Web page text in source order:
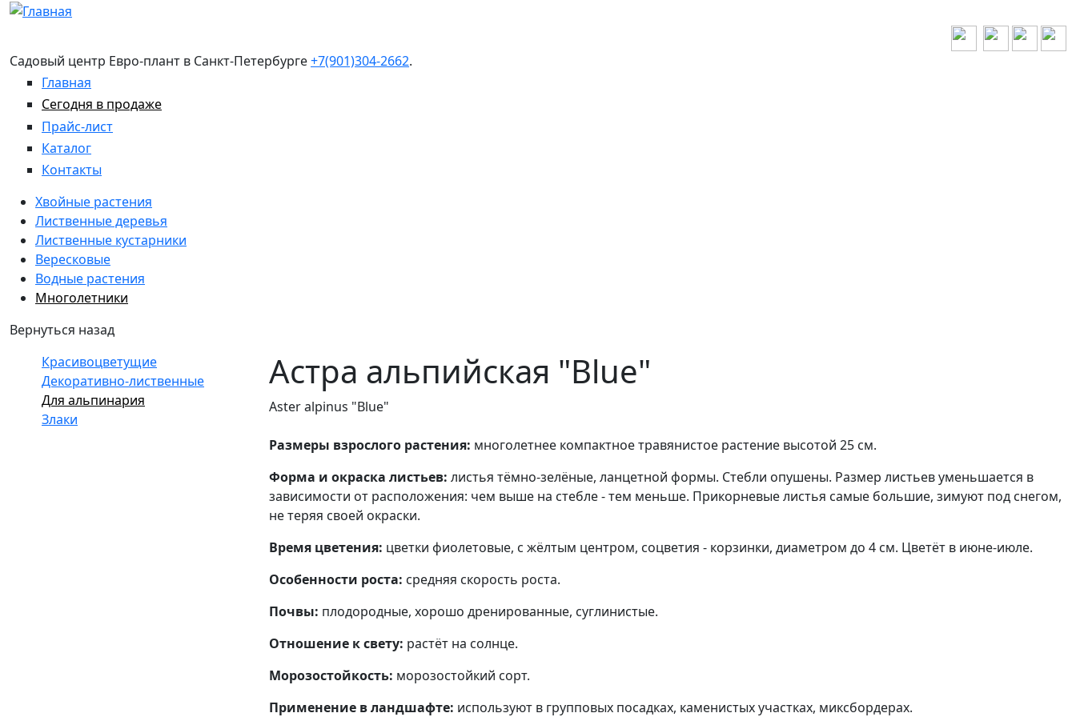
Перейти к основному содержанию
Садовый центр Евро-плант в Санкт-Петербурге+7(901)304-2662.
Главная
Сегодня в продаже
Прайс-лист
Каталог
Контакты
Хвойные растения
Лиственные деревья
Лиственные кустарники
Вересковые
Водные растения
Многолетники
Вернуться назад
Красивоцветущие
Декоративно-лиственные
Для альпинария
Злаки
Астра альпийская "Blue"
Aster alpinus "Blue"
Размеры взрослого растения: многолетнее компактное травянистое растение высотой 25 см.
Форма и окраска листьев: листья тёмно-зелёные, ланцетной формы. Стебли опушены. Размер листьев уменьшается в
зависимости от расположения: чем выше на стебле - тем меньше. Прикорневые листья самые большие, зимуют под снегом,
не теряя своей окраски.
Время цветения: цветки фиолетовые, с жёлтым центром, соцветия - корзинки, диаметром до 4 см. Цветёт в июне-июле.
Особенности роста: средняя скорость роста.
Почвы: плодородные, хорошо дренированные, суглинистые.
Отношение к свету: растёт на солнце.
Морозостойкость: морозостойкий сорт.
Применение в ландшафте: используют в групповых посадках, каменистых участках, миксбордерах.